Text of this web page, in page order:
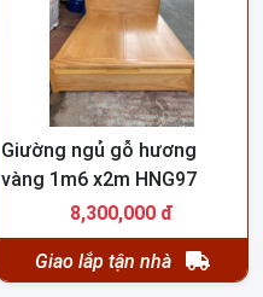
Giường ngủ gỗ hương
vàng 1m6 x2m HNG97
8,300,000 đ
Giao lắp tận nhà